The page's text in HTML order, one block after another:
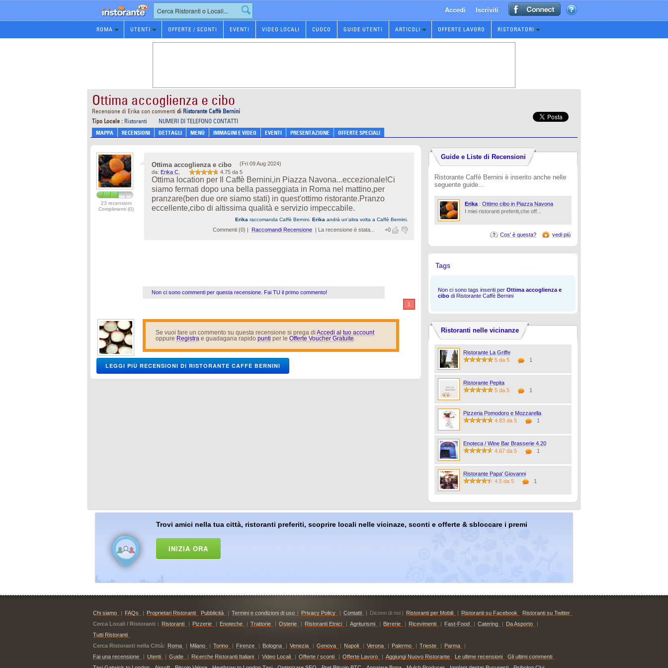
Prenotazione
Ristorante
Accedi Iscriviti
ROMA UTENTI OFFERTE / SCONTI EVENTI VIDEO LOCALI CUOCO GUIDE UTENTI ARTICOLI OFFERTE LAVORO RISTORATORI
Ottima accoglienza e cibo
Recensione di Erika con commenti di Ristorante Caffè Bernini
Tipo Locale : Ristoranti NUMERI DI TELEFONO CONTATTI
MAPPA RECENSIONI DETTAGLI MENÙ IMMAGINI E VIDEO EVENTI PRESENTAZIONE OFFERTE SPECIALI
23 recensioni
Complimenti (0)
Ottima accoglienza e cibo (Fri 09 Aug 2024)
da: Erika C. 4.75 da 5
Ottima location per Il Caffè Bernini,in Piazza Navona...eccezionale!Ci
siamo fermati dopo una bella passeggiata in Roma nel mattino,per
pranzare(ben due ore siamo stati) in quest'ottimo ristorante.Pranzo
eccellente,cibo di altissima qualità e servizio impeccabile.
Erika raccomanda Caffè Bernini. Erika andrà un'altra volta a Caffè Bernini.
Commenti (0) | Raccomandi Recensione | La recensione è stata... +0
Non ci sono commenti per questa recensione. Fai TU il primo commento!
1
Se vuoi fare un commento su questa recensione si prega di Accedi al tuo account
oppure Registra e guadagana rapido punti per le Offerte Voucher Gratuite.
LEGGI PIÙ RECENSIONI DI RISTORANTE CAFFÈ BERNINI
Guide e Liste di Recensioni
Ristorante Caffè Bernini è inserito anche nelle
seguente guide...
Erika : Ottimo cibo in Piazza Navona
I miei ristoranti preferiti,che off...
Cos' è questa? vedi più
Tags
Non ci sono tags inseriti per Ottima accoglienza e
cibo di Ristorante Caffè Bernini
Ristoranti nelle vicinanze
Ristorante La Griffe
5 da 5
1
Ristorante Pepita
5 da 5
1
Pizzeria Pomodoro e Mozzarella
4.83 da 5
1
Enoteca / Wine Bar Brasserie 4.20
4.67 da 5
1
Ristorante Papa' Giovanni
4.5 da 5
1
Trovi amici nella tua città, ristoranti preferiti, scoprire locali nelle vicinaze, sconti e offerte & sbloccare i premi
INIZIA ORA
Chi siamo | FAQs | Proprietari Ristoranti Pubblicità | Termini e condizioni di uso | Privacy Policy | Contatti | Dicono di noi | Ristoranti per Mobili | Ristoranti su Facebook
Ristoranti su Twitter
Cerca Locali / Ristoranti : Ristoranti | Pizzerie | Enoteche | Trattorie | Osterie | Ristoranti Etnici | Agriturismi | Birrerie | Ricevimenti | Fast-Food | Catering | Da Asporto
|
Tutti Ristoranti
Cerca Ristoranti nella Città: Roma | Milano | Torino | Firenze | Bologna | Venezia | Genova | Napoli | Verona | Palermo | Trieste | Parma
|
Fai una recensione
| Utenti | Guide | Ricerche Ristoranti Italiani | Video Locali | Offerte / sconti | Offerte Lavoro | Aggiungi Nuovo Ristorante Le ultime recensioni
Gli ultimi commenti